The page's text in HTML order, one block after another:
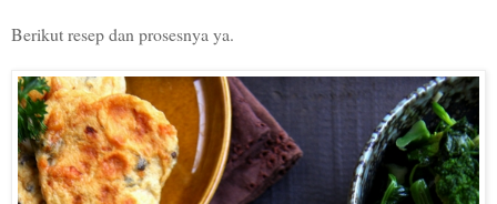
Berikut resep dan prosesnya ya.